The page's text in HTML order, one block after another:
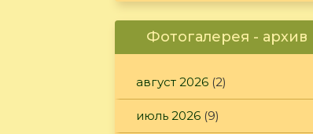
Фотогалерея - архив
август 2026 (2)
июль 2026 (9)